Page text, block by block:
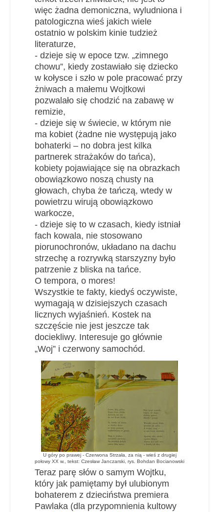
więc żadna demoniczna, wyludniona i
patologiczna wieś jakich wiele
ostatnio w polskim kinie tudzież
literaturze,
- dzieje się w epoce tzw. „zimnego
chowu”, kiedy zostawiało się dziecko
w kołysce i szło w pole pracować przy
żniwach a małemu Wojtkowi
pozwalało się chodzić na zabawę w
remizie,
- dzieje się w świecie, w którym nie
ma kobiet (żadne nie występują jako
bohaterki – no dobra jest kilka
partnerek strażaków do tańca),
kobiety pojawiające się na obrazkach
obowiązkowo noszą chusty na
głowach, chyba że tańczą, wtedy w
powietrzu wirują obowiązkowo
warkocze,
- dzieje się to w czasach, kiedy istniał
fach kowala, nie stosowano
piorunochronów, układano na dachu
strzechę a rozrywką starszyzny było
patrzenie z bliska na tańce.
O tempora, o mores!
Wszystkie te fakty, kiedyś oczywiste,
wymagają w dzisiejszych czasach
licznych wyjaśnień. Kostek na
szczęście nie jest jeszcze tak
dociekliwy. Interesuje go głównie
„Woj” i czerwony samochód.
U góry po prawej - Czerwona Strzała, za nią - wieś z drugiej
połowy XX w., tekst: Czesław Janczarski, rys. Bohdan Bocianowski
Teraz parę słów o samym Wojtku,
który jak pamiętamy był ulubionym
bohaterem z dzieciństwa premiera
Pawlaka (dla przypomnienia kultowy